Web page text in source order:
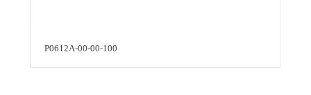
P0612A-00-00-100